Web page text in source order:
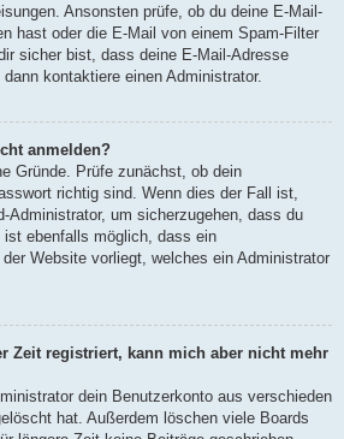
Ansonsten prüfe, ob du deine E-Mail-
hast oder die E-Mail von einem Spam-Filter
sicher bist, dass deine E-Mail-Adresse
kontaktiere einen Administrator.
anmelden?
Gründe. Prüfe zunächst, ob dein
richtig sind. Wenn dies der Fall ist,
Administrator, um sicherzugehen, dass du
ebenfalls möglich, dass ein
Website vorliegt, welches ein Administrator
Zeit registriert, kann mich aber nicht mehr
dein Benutzerkonto aus verschieden
hat. Außerdem löschen viele Boards